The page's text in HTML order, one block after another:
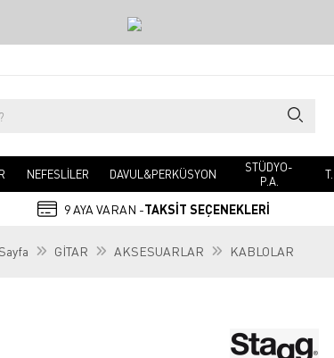
NEFESLİLER DAVUL&PERKÜSYON
STÜDYO-
P.A.
9 AYA VARAN -TAKSİT SEÇENEKLERİ
GİTAR AKSESUARLAR KABLOLAR